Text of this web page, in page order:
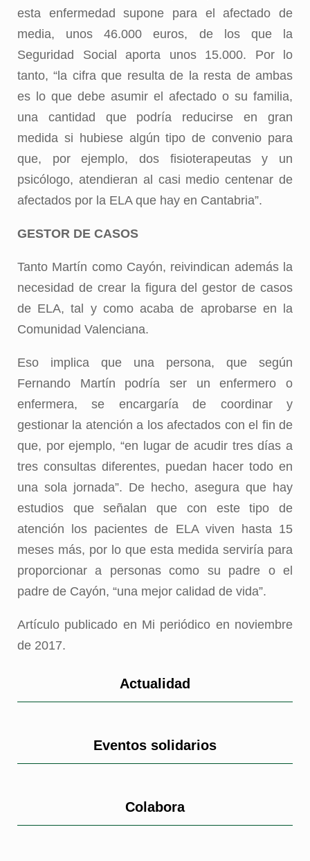
esta enfermedad supone para el afectado de
media, unos 46.000 euros, de los que la
Seguridad Social aporta unos 15.000. Por lo
tanto, “la cifra que resulta de la resta de ambas
es lo que debe asumir el afectado o su familia,
una cantidad que podría reducirse en gran
medida si hubiese algún tipo de convenio para
que, por ejemplo, dos fisioterapeutas y un
psicólogo, atendieran al casi medio centenar de
afectados por la ELA que hay en Cantabria”.
GESTOR DE CASOS
Tanto Martín como Cayón, reivindican además la
necesidad de crear la figura del gestor de casos
de ELA, tal y como acaba de aprobarse en la
Comunidad Valenciana.
Eso implica que una persona, que según
Fernando Martín podría ser un enfermero o
enfermera, se encargaría de coordinar y
gestionar la atención a los afectados con el fin de
que, por ejemplo, “en lugar de acudir tres días a
tres consultas diferentes, puedan hacer todo en
una sola jornada”. De hecho, asegura que hay
estudios que señalan que con este tipo de
atención los pacientes de ELA viven hasta 15
meses más, por lo que esta medida serviría para
proporcionar a personas como su padre o el
padre de Cayón, “una mejor calidad de vida”.
Artículo publicado en Mi periódico en noviembre
de 2017.
Actualidad
Eventos solidarios
Colabora